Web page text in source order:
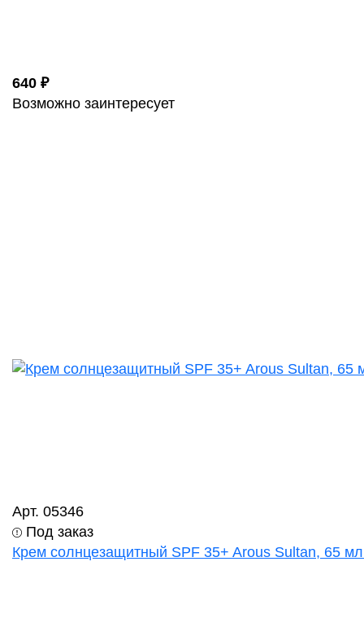
640 ₽
Возможно заинтересует
Арт. 05346
Под заказ
Крем солнцезащитный SPF 35+ Arous Sultan, 65